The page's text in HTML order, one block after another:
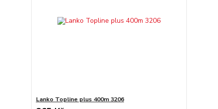
Lanko Topline plus 400m 3206